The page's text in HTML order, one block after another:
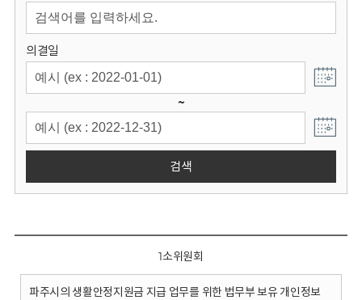
의결일
~
검색
1소위원회
파주시의 생활안정지원금 지급 업무를 위한 법무부 보유 개인정보